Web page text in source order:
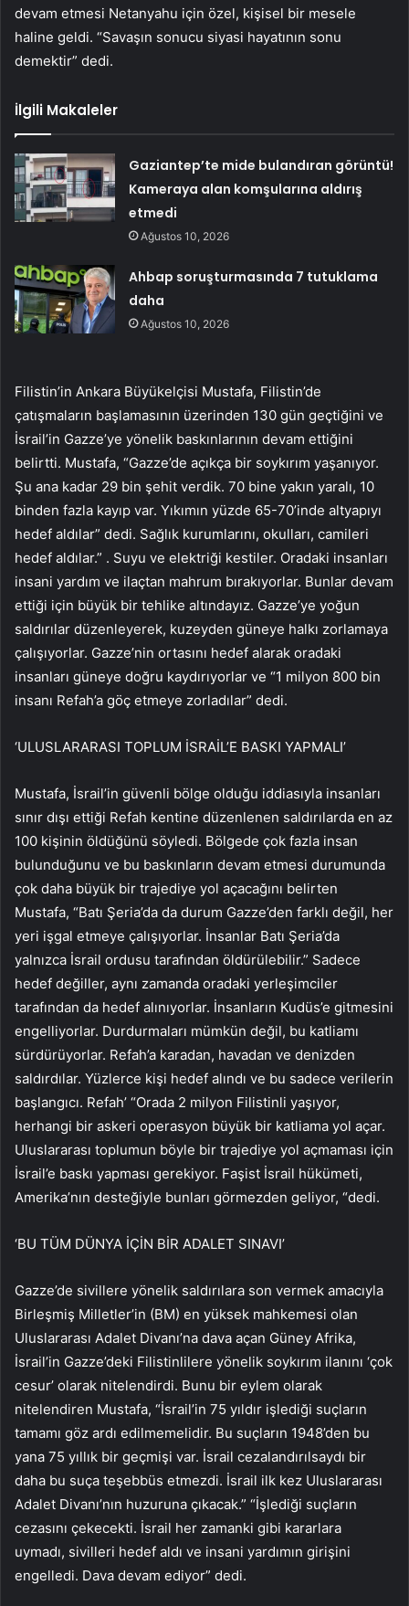
devam etmesi Netanyahu için özel, kişisel bir mesele
haline geldi. “Savaşın sonucu siyasi hayatının sonu
demektir” dedi.
İlgili Makaleler
Gaziantep’te mide bulandıran görüntü!
Kameraya alan komşularına aldırış
etmedi
Ağustos 10, 2026
Ahbap soruşturmasında 7 tutuklama
daha
Ağustos 10, 2026
Filistin’in Ankara Büyükelçisi Mustafa, Filistin’de
çatışmaların başlamasının üzerinden 130 gün geçtiğini ve
İsrail’in Gazze’ye yönelik baskınlarının devam ettiğini
belirtti. Mustafa, “Gazze’de açıkça bir soykırım yaşanıyor.
Şu ana kadar 29 bin şehit verdik. 70 bine yakın yaralı, 10
binden fazla kayıp var. Yıkımın yüzde 65-70’inde altyapıyı
hedef aldılar” dedi. Sağlık kurumlarını, okulları, camileri
hedef aldılar.” . Suyu ve elektriği kestiler. Oradaki insanları
insani yardım ve ilaçtan mahrum bırakıyorlar. Bunlar devam
ettiği için büyük bir tehlike altındayız. Gazze’ye yoğun
saldırılar düzenleyerek, kuzeyden güneye halkı zorlamaya
çalışıyorlar. Gazze’nin ortasını hedef alarak oradaki
insanları güneye doğru kaydırıyorlar ve “1 milyon 800 bin
insanı Refah’a göç etmeye zorladılar” dedi.
‘ULUSLARARASI TOPLUM İSRAİL’E BASKI YAPMALI’
Mustafa, İsrail’in güvenli bölge olduğu iddiasıyla insanları
sınır dışı ettiği Refah kentine düzenlenen saldırılarda en az
100 kişinin öldüğünü söyledi. Bölgede çok fazla insan
bulunduğunu ve bu baskınların devam etmesi durumunda
çok daha büyük bir trajediye yol açacağını belirten
Mustafa, “Batı Şeria’da da durum Gazze’den farklı değil, her
yeri işgal etmeye çalışıyorlar. İnsanlar Batı Şeria’da
yalnızca İsrail ordusu tarafından öldürülebilir.” Sadece
hedef değiller, aynı zamanda oradaki yerleşimciler
tarafından da hedef alınıyorlar. İnsanların Kudüs’e gitmesini
engelliyorlar. Durdurmaları mümkün değil, bu katliamı
sürdürüyorlar. Refah’a karadan, havadan ve denizden
saldırdılar. Yüzlerce kişi hedef alındı ​​ve bu sadece verilerin
başlangıcı. Refah’ “Orada 2 milyon Filistinli yaşıyor,
herhangi bir askeri operasyon büyük bir katliama yol açar.
Uluslararası toplumun böyle bir trajediye yol açmaması için
İsrail’e baskı yapması gerekiyor. Faşist İsrail hükümeti,
Amerika’nın desteğiyle bunları görmezden geliyor, “dedi.
‘BU TÜM DÜNYA İÇİN BİR ADALET SINAVI’
Gazze’de sivillere yönelik saldırılara son vermek amacıyla
Birleşmiş Milletler’in (BM) en yüksek mahkemesi olan
Uluslararası Adalet Divanı’na dava açan Güney Afrika,
İsrail’in Gazze’deki Filistinlilere yönelik soykırım ilanını ‘çok
cesur’ olarak nitelendirdi. Bunu bir eylem olarak
nitelendiren Mustafa, “İsrail’in 75 yıldır işlediği suçların
tamamı göz ardı edilmemelidir. Bu suçların 1948’den bu
yana 75 yıllık bir geçmişi var. İsrail cezalandırılsaydı bir
daha bu suça teşebbüs etmezdi. İsrail ilk kez Uluslararası
Adalet Divanı’nın huzuruna çıkacak.” “İşlediği suçların
cezasını çekecekti. İsrail her zamanki gibi kararlara
uymadı, sivilleri hedef aldı ve insani yardımın girişini
engelledi. Dava devam ediyor” dedi.